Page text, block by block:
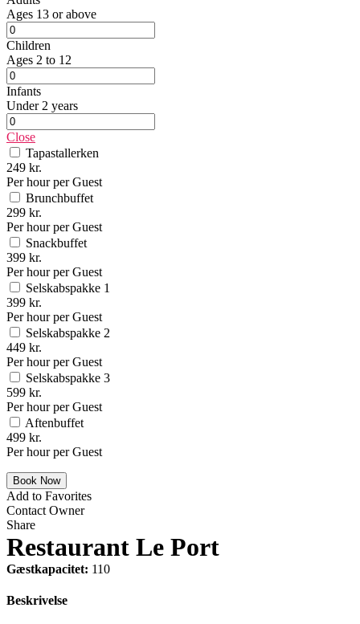
Ages 13 or above
Children
Ages 2 to 12
Infants
Under 2 years
Close
Tapastallerken
249 kr.
Per hour per Guest
Brunchbuffet
299 kr.
Per hour per Guest
Snackbuffet
399 kr.
Per hour per Guest
Selskabspakke 1
399 kr.
Per hour per Guest
Selskabspakke 2
449 kr.
Per hour per Guest
Selskabspakke 3
599 kr.
Per hour per Guest
Aftenbuffet
499 kr.
Per hour per Guest
Add to Favorites
Contact Owner
Share
Restaurant Le Port
Gæstkapacitet: 110
Beskrivelse